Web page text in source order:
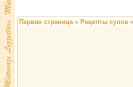
Первая страница» Pецепты супов